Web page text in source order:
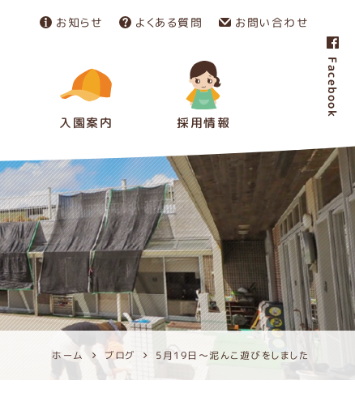
お知らせ よくある質問 お問い合わせ
Facebook
入園案内 採用情報
ホーム ブログ 5月19日～泥んこ遊びをしました